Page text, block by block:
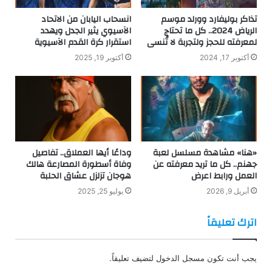
تذاكر بوليفارد وورلد موسم
الرياض 2024.. كل ما تحتاج
لمعرفته للحجز ولتجربة لا تُنسى
أكتوبر 17, 2024
انسحاب اليابان من الاتحاد
الآسيوي يثير الجدل ويهدد
استقرار كرة القدم الآسيوية
أكتوبر 19, 2025
«هنا» مشاهدة مسلسل لعبة
جهنم.. كل ما تريد معرفته عن
العمل ورابط اعرض
أبريل 9, 2026
وداعًا أيها العملاق.. تفاصيل
وفاة أسطورة المصارعة هالك
هوجان تزلزل عشاق الحلبة
يوليو 25, 2025
اترك تعليقاً
يجب أنت تكون مسجل الدخول لتضيف تعليقاً.